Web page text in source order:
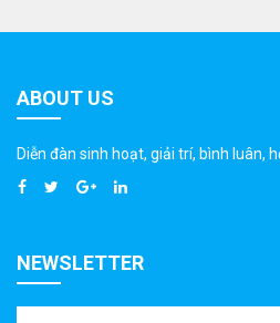
ABOUT US
Diễn đàn sinh hoạt, giải trí, bình luân,
NEWSLETTER